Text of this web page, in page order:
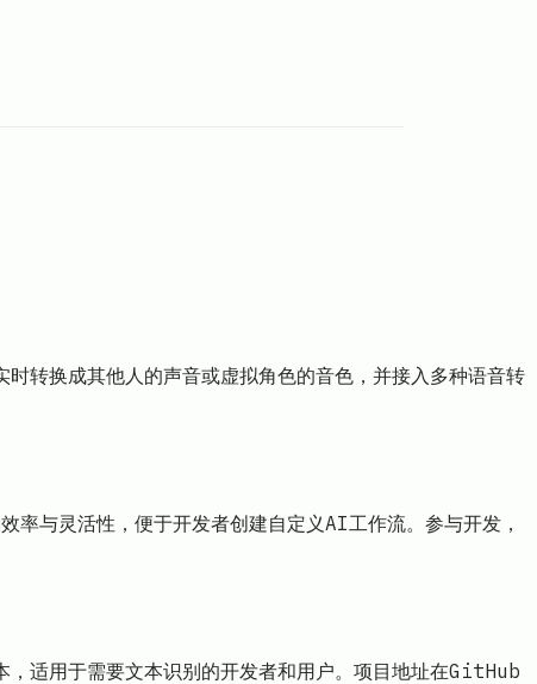
转换成其他人的声音或虚拟角色的音色，并接入多种语音转
与灵活性，便于开发者创建自定义AI工作流。参与开发，
，适用于需要文本识别的开发者和用户。项目地址在GitHub